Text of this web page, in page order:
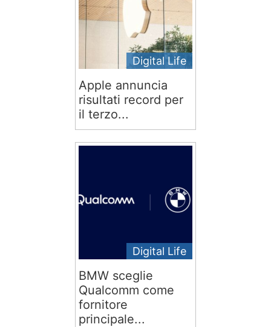
Digital Life
Apple annuncia
risultati record per
il terzo...
Digital Life
BMW sceglie
Qualcomm come
fornitore
principale...